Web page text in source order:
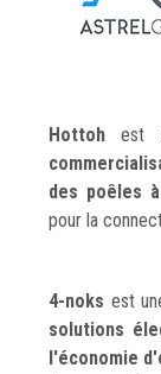
Hottohest
des poêles
pour la
4-noks est
solutions
l'économie